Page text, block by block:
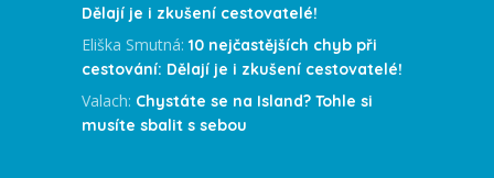
Dělají je i zkušení cestovatelé!
Eliška Smutná: 10 nejčastějších chyb při
cestování: Dělají je i zkušení cestovatelé!
Valach: Chystáte se na Island? Tohle si
musíte sbalit s sebou